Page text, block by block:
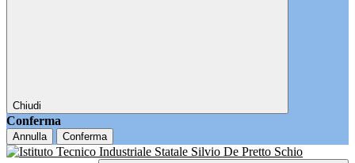
Chiudi
Conferma
Annulla Conferma